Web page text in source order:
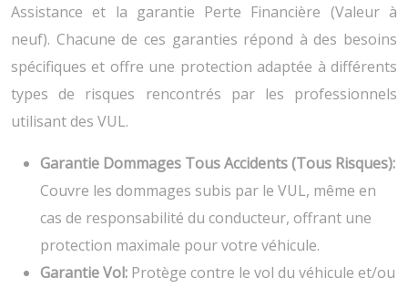
Assistance et la garantie Perte Financière (Valeur à
neuf). Chacune de ces garanties répond à des besoins
spécifiques et offre une protection adaptée à différents
types de risques rencontrés par les professionnels
utilisant des VUL.
Garantie Dommages Tous Accidents (Tous Risques):
Couvre les dommages subis par le VUL, même en
cas de responsabilité du conducteur, offrant une
protection maximale pour votre véhicule.
Garantie Vol: Protège contre le vol du véhicule et/ou